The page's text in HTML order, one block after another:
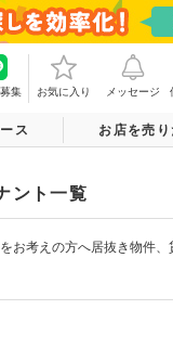
集 お気に入り メッセージ
ス お店を売
ント一覧
お考えの方へ居抜き物件